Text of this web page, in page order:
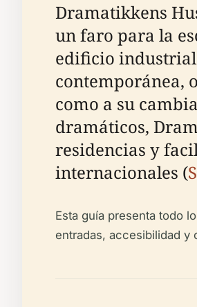
Dramatikkens
un faro para la
edificio
contemporánea,
como a su
dramáticos,
residencias y
internacionales (
Esta guía presenta todo
entradas, accesibilidad y